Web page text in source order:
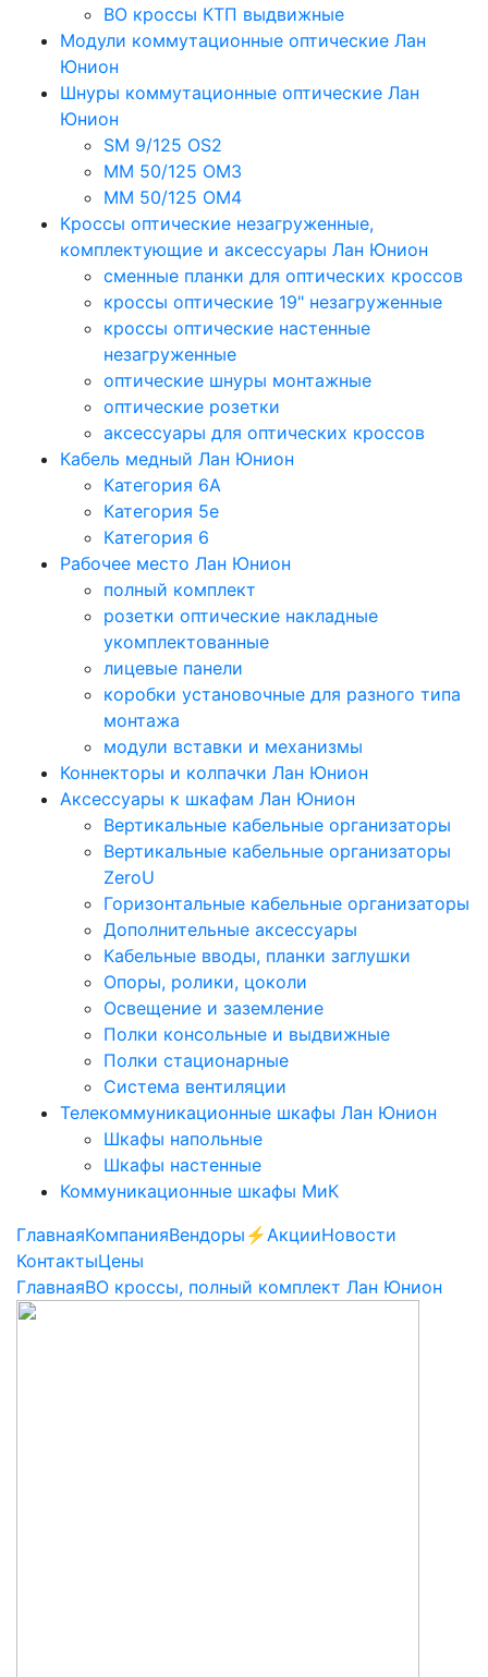
ВО кроссы КТП выдвижные
Модули коммутационные оптические Лан
Юнион
Шнуры коммутационные оптические Лан
Юнион
SM 9/125 OS2
MM 50/125 OM3
MM 50/125 OM4
Кроссы оптические незагруженные,
комплектующие и аксессуары Лан Юнион
сменные планки для оптических кроссов
кроссы оптические 19" незагруженные
кроссы оптические настенные
незагруженные
оптические шнуры монтажные
оптические розетки
аксессуары для оптических кроссов
Кабель медный Лан Юнион
Категория 6A
Категория 5e
Категория 6
Рабочее место Лан Юнион
полный комплект
розетки оптические накладные
укомплектованные
лицевые панели
коробки установочные для разного типа
монтажа
модули вставки и механизмы
Коннекторы и колпачки Лан Юнион
Аксессуары к шкафам Лан Юнион
Вертикальные кабельные организаторы
Вертикальные кабельные организаторы
ZeroU
Горизонтальные кабельные организаторы
Дополнительные аксессуары
Кабельные вводы, планки заглушки
Опоры, ролики, цоколи
Освещение и заземление
Полки консольные и выдвижные
Полки стационарные
Система вентиляции
Телекоммуникационные шкафы Лан Юнион
Шкафы напольные
Шкафы настенные
Коммуникационные шкафы МиК
ГлавнаяКомпанияВендоры ⚡️АкцииНовости
КонтактыЦены
ГлавнаяВО кроссы, полный комплект Лан Юнион